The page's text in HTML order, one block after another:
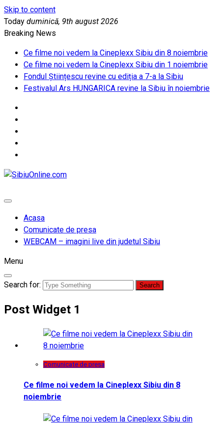
Skip to content
Today duminică, 9th august 2026
Breaking News
Ce filme noi vedem la Cineplexx Sibiu din 8 noiembrie
Ce filme noi vedem la Cineplexx Sibiu din 1 noiembrie
Fondul Științescu revine cu ediția a 7-a la Sibiu
Festivalul Ars HUNGARICA revine la Sibiu în noiembrie
Acasa
Comunicate de presa
WEBCAM – imagini live din judetul Sibiu
Menu
Search for:
Post Widget 1
Comunicate de presa
Ce filme noi vedem la Cineplexx Sibiu din 8
noiembrie